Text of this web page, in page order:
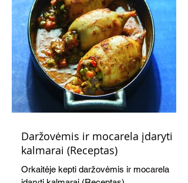
Daržovėmis ir mocarela įdaryti
kalmarai (Receptas)
Orkaitėje kepti daržovėmis ir mocarela